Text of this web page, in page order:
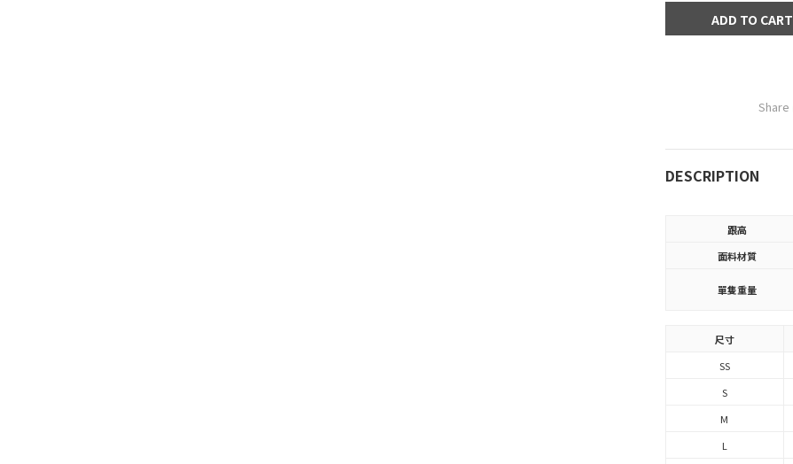
ADD TO CART
Share
DESCRIPTION
跟高
面料材質
單隻重量
尺寸
SS
S
M
L